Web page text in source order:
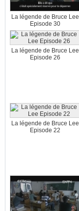
La légende de Bruce Lee
Episode 30
La légende de Bruce Lee
Episode 26
La légende de Bruce Lee
Episode 22